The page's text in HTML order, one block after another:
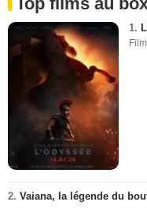
1.
2. Vaiana, la légende du